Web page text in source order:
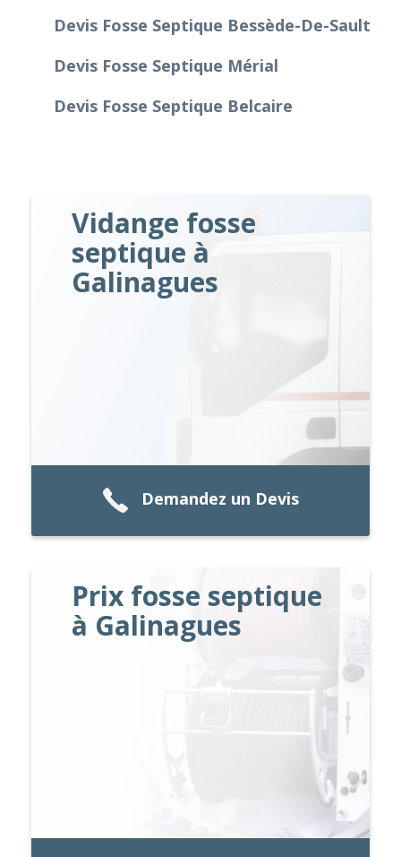
Devis Fosse Septique Bessède-De-Sault
Devis Fosse Septique Mérial
Devis Fosse Septique Belcaire
Vidange fosse
septique à
Galinagues
Demandez un Devis
Prix fosse septique
à Galinagues